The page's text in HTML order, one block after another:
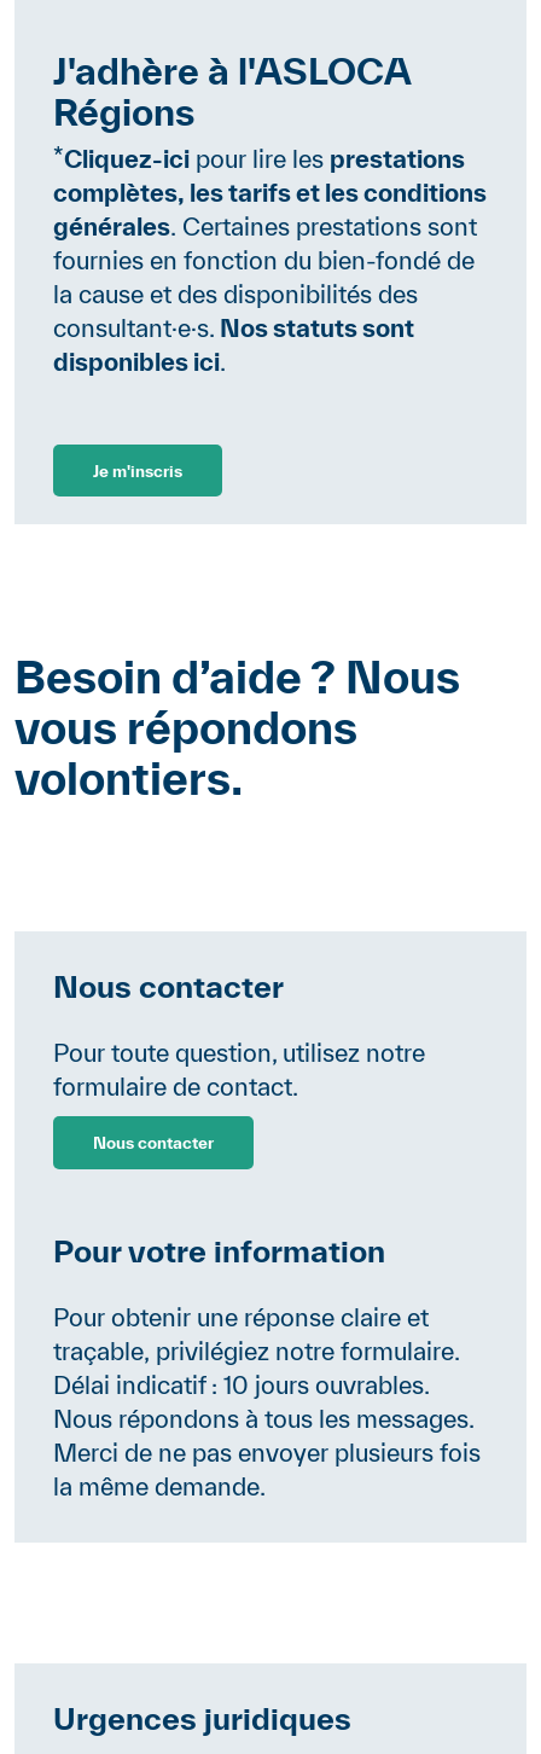
Contenu
J'adhère à l'ASLOCA
Régions
*Cliquez-ici pour lire les prestations
complètes, les tarifs et les conditions
générales. Certaines prestations sont
fournies en fonction du bien-fondé de
la cause et des disponibilités des
consultant·e·s. Nos statuts sont
disponibles ici.
Je m'inscris
Besoin d’aide ? Nous
vous répondons
volontiers.
Contenu
Nous contacter
Pour toute question, utilisez notre
formulaire de contact.
Nous contacter
Contenu
Pour votre information
Pour obtenir une réponse claire et
traçable, privilégiez notre formulaire.
Délai indicatif : 10 jours ouvrables.
Nous répondons à tous les messages.
Merci de ne pas envoyer plusieurs fois
la même demande.
Contenu
Urgences juridiques